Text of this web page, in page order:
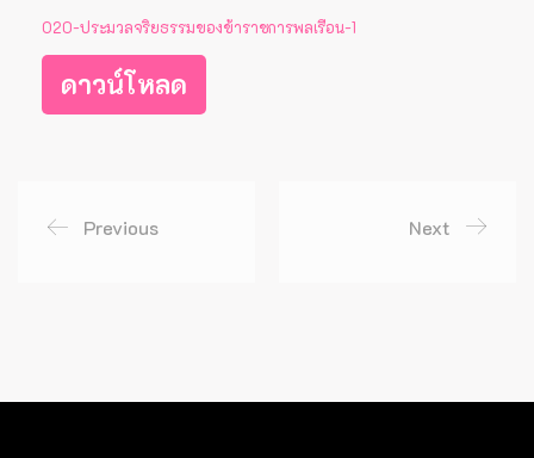
O20-ประมวลจริยธรรมของข้าราชการพลเรือน-1
ดาวน์โหลด
Previous Next